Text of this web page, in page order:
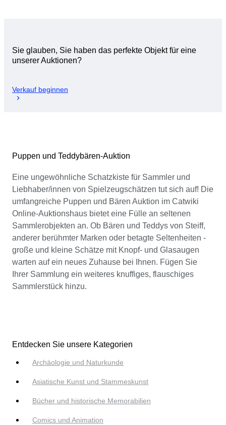
Sie glauben, Sie haben das perfekte Objekt für eine
unserer Auktionen?
Verkauf beginnen
Puppen und Teddybären-Auktion
Eine ungewöhnliche Schatzkiste für Sammler und
Liebhaber/innen von Spielzeugschätzen tut sich auf! Die
umfangreiche Puppen und Bären Auktion im Catwiki
Online-Auktionshaus bietet eine Fülle an seltenen
Sammlerobjekten an. Ob Bären und Teddys von Steiff,
anderer berühmter Marken oder betagte Seltenheiten -
große und kleine Schätze mit Knopf- und Glasaugen
warten auf ein neues Zuhause bei Ihnen. Fügen Sie
Ihrer Sammlung ein weiteres knuffiges, flauschiges
Sammlerstück hinzu.
Entdecken Sie unsere Kategorien
Archäologie und Naturkunde
Asiatische Kunst und Stammeskunst
Bücher und historische Memorabilien
Comics und Animation